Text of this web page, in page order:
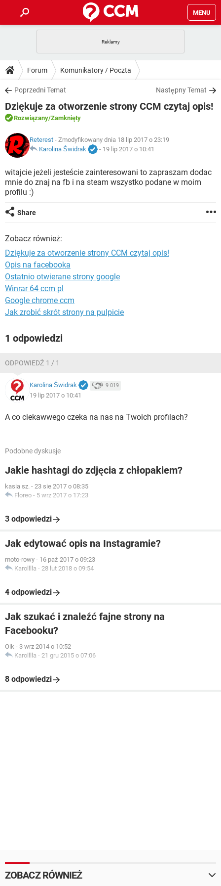
MENU
GRY WHATSAPP
SPOTIFY
INSTAGRAM FACEBOOK
WINDOWS 10
PORADY
PlayStation TIKTOK
SPOTIFY
INSTAGRAM
WINDOWS 10
DO POBRANIA
ANDROID TIKTOK
GRY
IOS NETFLIX
INSTAGRAM
WINDOWS 10
FORUM
COVID-19
GRY WHATSAPP
INSTAGRAM FACEBOOK
ARTYKUŁY
COVID-19
GRY WHATSAPP
SPOTIFY
INSTAGRAM
Forum Komunikatory / Poczta
Poprzedni Temat Następny Temat
Dziękuje za otworzenie strony CCM czytaj opis!
Rozwiązany/Zamknięty
Reterest - Zmodyfikowany dnia 18 lip 2017 o 23:19
Karolina Świdrak
- 19 lip 2017 o 10:41
witajcie jeżeli jesteście zainteresowani to zapraszam dodac
mnie do znaj na fb i na steam wszystko podane w moim
profilu :)
Share
Zobacz również:
Dziękuje za otworzenie strony CCM czytaj opis!
Opis na facebooka
Ostatnio otwierane strony google
Winrar 64 ccm pl
Google chrome ccm
Jak zrobić skrót strony na pulpicie
1 odpowiedzi
ODPOWIEDŹ 1 / 1
Karolina Świdrak 9 019
19 lip 2017 o 10:41
A co ciekawwego czeka na nas na Twoich profilach?
Podobne dyskusje
Jakie hashtagi do zdjęcia z chłopakiem?
kasia sz. - 23 sie 2017 o 08:35
Floreo - 5 wrz 2017 o 17:23
3 odpowiedzi
Jak edytować opis na Instagramie?
moto-rowy - 16 paź 2017 o 09:23
Karolllla - 28 lut 2018 o 09:54
4 odpowiedzi
Jak szukać i znaleźć fajne strony na
Facebooku?
Olk - 3 wrz 2014 o 10:52
Karolllla - 21 gru 2015 o 07:06
8 odpowiedzi
ZOBACZ RÓWNIEŻ